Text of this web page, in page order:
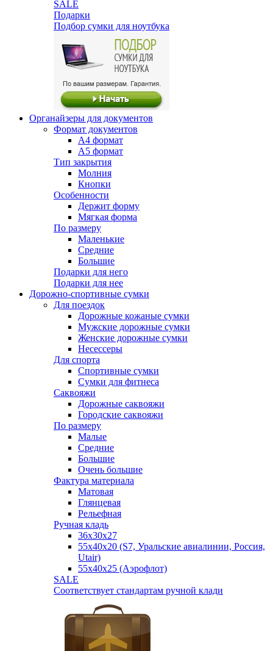
SALE
Подарки
Подбор сумки для ноутбука
Органайзеры для документов
Формат документов
А4 формат
А5 формат
Тип закрытия
Молния
Кнопки
Особенности
Держит форму
Мягкая форма
По размеру
Маленькие
Средние
Большие
Подарки для него
Подарки для нее
Дорожно-спортивные сумки
Для поездок
Дорожные кожаные сумки
Мужские дорожные сумки
Женские дорожные сумки
Несессеры
Для спорта
Спортивные сумки
Сумки для фитнеса
Саквояжи
Дорожные саквояжи
Городские саквояжи
По размеру
Малые
Средние
Большие
Очень большие
Фактура материала
Матовая
Глянцевая
Рельефная
Ручная кладь
36х30x27
55х40х20 (S7, Уральские авиалинии, Россия,
Utair)
55х40х25 (Аэрофлот)
SALE
Соответствует стандартам ручной клади